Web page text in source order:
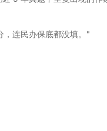
，连民办保底都没填。"